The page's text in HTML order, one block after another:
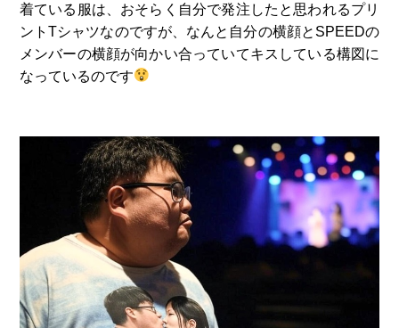
着ている服は、おそらく自分で発注したと思われるプリ
ントTシャツなのですが、なんと自分の横顔とSPEEDの
メンバーの横顔が向かい合っていてキスしている構図に
なっているのです